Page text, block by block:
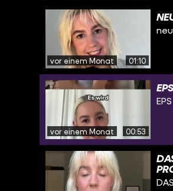
vor einem Monat 01:10
vor einem Monat 00:53